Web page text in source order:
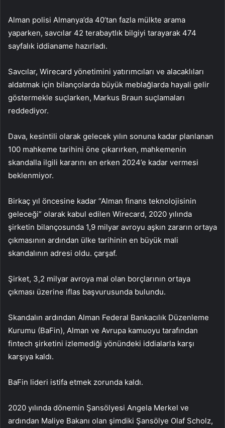
Alman polisi Almanya’da 40’tan fazla mülkte arama
yaparken, savcılar 42 terabaytlık bilgiyi tarayarak 474
sayfalık iddianame hazırladı.
Savcılar, Wirecard yönetimini yatırımcıları ve alacaklıları
aldatmak için bilançolarda büyük meblağlarda hayali gelir
göstermekle suçlarken, Markus Braun suçlamaları
reddediyor.
Dava, kesintili olarak gelecek yılın sonuna kadar planlanan
100 mahkeme tarihini öne çıkarırken, mahkemenin
skandalla ilgili kararını en erken 2024’e kadar vermesi
beklenmiyor.
Birkaç yıl öncesine kadar “Alman finans teknolojisinin
geleceği” olarak kabul edilen Wirecard, 2020 yılında
şirketin bilançosunda 1,9 milyar avroyu aşkın zararın ortaya
çıkmasının ardından ülke tarihinin en büyük mali
skandalının adresi oldu. çarşaf.
Şirket, 3,2 milyar avroya mal olan borçlarının ortaya
çıkması üzerine iflas başvurusunda bulundu.
Skandalın ardından Alman Federal Bankacılık Düzenleme
Kurumu (BaFin), Alman ve Avrupa kamuoyu tarafından
fintech şirketini izlemediği yönündeki iddialarla karşı
karşıya kaldı.
BaFin lideri istifa etmek zorunda kaldı.
2020 yılında dönemin Şansölyesi Angela Merkel ve
ardından Maliye Bakanı olan şimdiki Şansölye Olaf Scholz,